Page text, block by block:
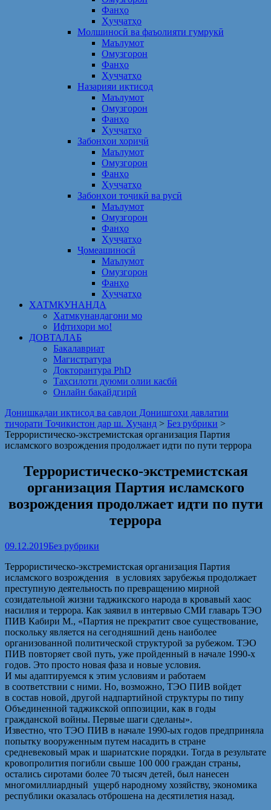
Фанҳо
Ҳуҷҷатҳо
Молшиносӣ ва фаъолияти гумрукӣ
Маълумот
Омузгорон
Фанҳо
Ҳуҷҷатҳо
Назарияи иқтисод
Маълумот
Омузгорон
Фанҳо
Ҳуҷҷатҳо
Забонҳои хориҷӣ
Маълумот
Омузгорон
Фанҳо
Ҳуҷҷатҳо
Забонҳои тоҷикӣ ва русӣ
Маълумот
Омузгорон
Фанҳо
Ҳуҷҷатҳо
Ҷомеашиносӣ
Маълумот
Омузгорон
Фанҳо
Ҳуҷҷатҳо
ХАТМКУНАНДА
Хатмкунандагони мо
Ифтихори мо!
ДОВТАЛАБ
Бакалавриат
Магистратура
Докторантура PhD
Таҳсилоти дуюми олии касбӣ
Онлайн бақайдгирӣ
Донишкадаи иқтисод ва савдои Донишгоҳи давлатии
тиҷорати Тоҷикистон дар ш. Хуҷанд > Без рубрики >
Террористическо-экстремистская организация Партия
исламского возрождения продолжает идти по пути террора
Террористическо-экстремистская
организация Партия исламского
возрождения продолжает идти по пути
террора
09.12.2019Без рубрики
Террористическо-экстремистская организация Партия
исламского возрождения в условиях зарубежья продолжает
преступную деятельность по превращению мирной
созидательной жизни таджикского народа в кровавый хаос
насилия и террора. Как заявил в интервью СМИ главарь ТЭО
ПИВ Кабири М., «Партия не прекратит свое существование,
поскольку является на сегодняшний день наиболее
организованной политической структурой за рубежом. ТЭО
ПИВ повторяет свой путь, уже пройденный в начале 1990-х
годов. Это просто новая фаза и новые условия.
И мы адаптируемся к этим условиям и работаем
в соответствии с ними. Но, возможно, ТЭО ПИВ войдет
в состав новой, другой надпартийной структуры по типу
Объединенной таджикской оппозиции, как в годы
гражданской войны. Первые шаги сделаны».
Известно, что ТЭО ПИВ в начале 1990-ых годов предприняла
попытку вооруженным путем насадить в стране
средневековый мрак и шариатские порядки. Тогда в результате
кровопролития погибли свыше 100 000 граждан страны,
остались сиротами более 70 тысяч детей, был нанесен
многомиллиардный ущерб народному хозяйству, экономика
республики оказалась отброшена на десятилетия назад.